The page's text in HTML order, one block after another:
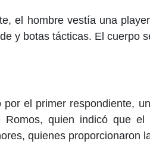
el hombre vestía una
y botas tácticas. El cuerpo
por el primer respondiente,
Romos, quien indicó que el
quienes proporcionaron